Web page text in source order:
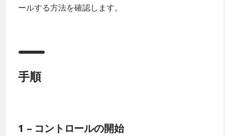
ールする方法を確認します。
手順
1 – コントロールの開始